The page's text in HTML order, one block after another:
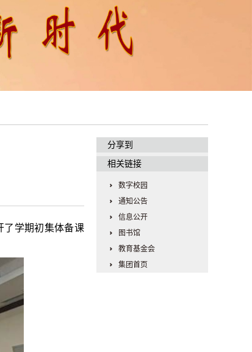
了学期初集体备课
分享到
相关链接
数字校园
通知公告
信息公开
图书馆
教育基金会
集团首页